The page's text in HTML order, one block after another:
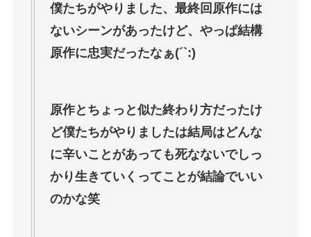
僕たちがやりました、最終回原作には
ないシーンがあったけど、やっぱ結構
原作に忠実だったなぁ(´`:)
原作とちょっと似た終わり方だったけ
ど僕たちがやりましたは結局はどんな
に辛いことがあっても死なないでしっ
かり生きていくってことが結論でいい
のかな笑